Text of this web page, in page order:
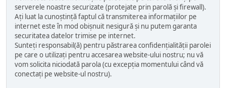
serverele noastre securizate (protejate prin parolă și firewall).
Ați luat la cunoștință faptul că transmiterea informațiilor pe
internet este în mod obișnuit nesigură și nu putem garanta
securitatea datelor trimise pe internet.
Sunteți responsabil(ă) pentru păstrarea confidențialității parolei
pe care o utilizați pentru accesarea website-ului nostru; nu vă
vom solicita niciodată parola (cu excepția momentului când vă
conectați pe website-ul nostru).